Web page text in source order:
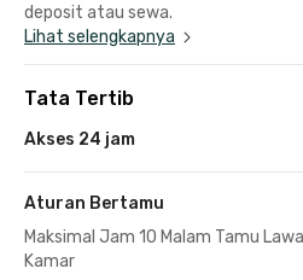
deposit atau sewa.
Lihat selengkapnya
Tata Tertib
Akses 24 jam
Aturan Bertamu
Maksimal Jam 10 Malam Tamu
Kamar